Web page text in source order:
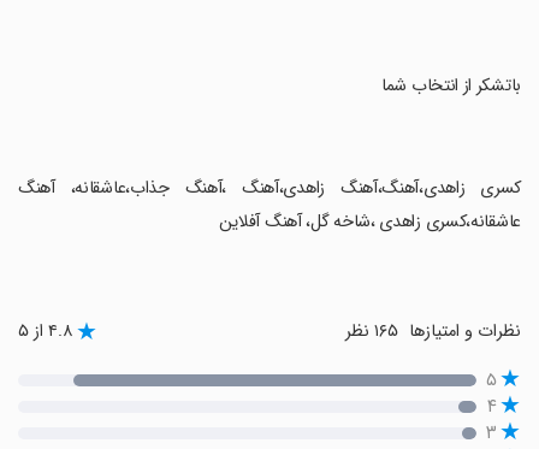
‏باتشکر از انتخاب شما
‏کسری زاهدی،آهنگ،آهنگ زاهدی،آهنگ ،آهنگ جذاب،عاشقانه، آهنگ
عاشقانه،کسری زاهدی ،شاخه گل، آهنگ آفلاین
نظرات و امتیازها ۴.۸ از ۵
۵
۴
۳